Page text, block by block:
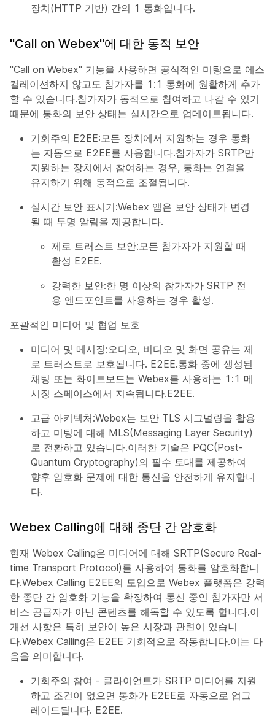
장치(HTTP 기반) 간의 1 통화입니다.
"Call on Webex"에 대한 동적 보안
"Call on Webex" 기능을 사용하면 공식적인 미팅으로 에스
컬레이션하지 않고도 참가자를 1:1 통화에 원활하게 추가
할 수 있습니다.참가자가 동적으로 참여하고 나갈 수 있기
때문에 통화의 보안 상태는 실시간으로 업데이트됩니다.
기회주의 E2EE:모든 장치에서 지원하는 경우 통화
는 자동으로 E2EE를 사용합니다.참가자가 SRTP만
지원하는 장치에서 참여하는 경우, 통화는 연결을
유지하기 위해 동적으로 조절됩니다.
실시간 보안 표시기:Webex 앱은 보안 상태가 변경
될 때 투명 알림을 제공합니다.
제로 트러스트 보안:모든 참가자가 지원할 때
활성 E2EE.
강력한 보안:한 명 이상의 참가자가 SRTP 전
용 엔드포인트를 사용하는 경우 활성.
포괄적인 미디어 및 협업 보호
미디어 및 메시징:오디오, 비디오 및 화면 공유는 제
로 트러스트로 보호됩니다. E2EE.통화 중에 생성된
채팅 또는 화이트보드는 Webex를 사용하는 1:1 메
시징 스페이스에서 지속됩니다.E2EE.
고급 아키텍처:Webex는 보안 TLS 시그널링을 활용
하고 미팅에 대해 MLS(Messaging Layer Security)
로 전환하고 있습니다.이러한 기술은 PQC(Post-
Quantum Cryptography)의 필수 토대를 제공하여
향후 암호화 문제에 대한 통신을 안전하게 유지합니
다.
Webex Calling에 대해 종단 간 암호화
현재 Webex Calling은 미디어에 대해 SRTP(Secure Real-
time Transport Protocol)를 사용하여 통화를 암호화합니
다.Webex Calling E2EE의 도입으로 Webex 플랫폼은 강력
한 종단 간 암호화 기능을 확장하여 통신 중인 참가자만 서
비스 공급자가 아닌 콘텐츠를 해독할 수 있도록 합니다.이
개선 사항은 특히 보안이 높은 시장과 관련이 있습니
다.Webex Calling은 E2EE 기회적으로 작동합니다.이는 다
음을 의미합니다.
기회주의 참여 - 클라이언트가 SRTP 미디어를 지원
하고 조건이 없으면 통화가 E2EE로 자동으로 업그
레이드됩니다. E2EE.